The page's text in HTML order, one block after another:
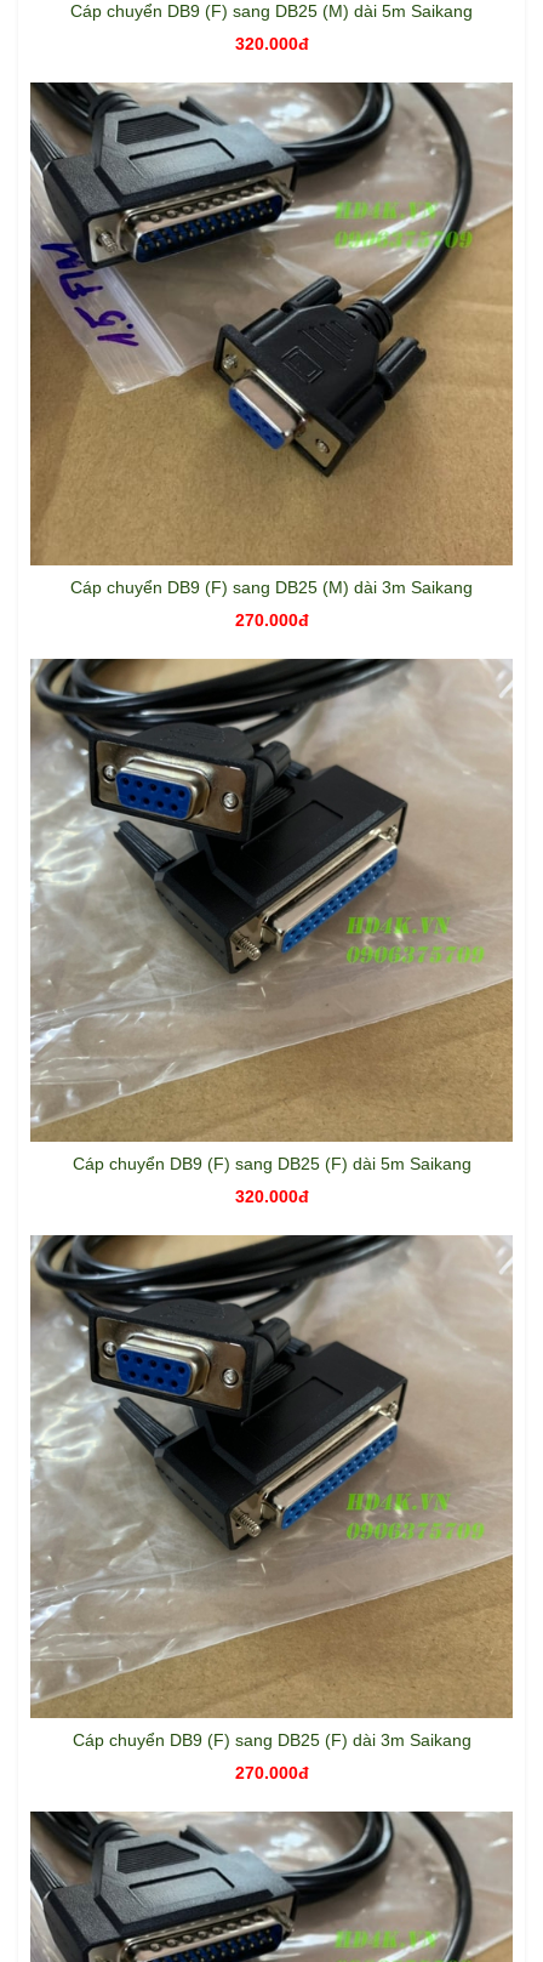
Cáp chuyển DB9 (F) sang DB25 (M) dài 5m Saikang
320.000đ
Cáp chuyển DB9 (F) sang DB25 (M) dài 3m Saikang
270.000đ
Cáp chuyển DB9 (F) sang DB25 (F) dài 5m Saikang
320.000đ
Cáp chuyển DB9 (F) sang DB25 (F) dài 3m Saikang
270.000đ